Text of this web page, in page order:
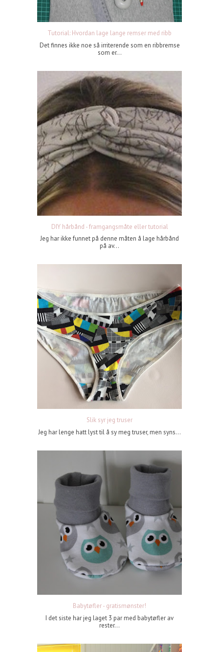
Tutorial: Hvordan lage lange remser med ribb
Det finnes ikke noe så irriterende som en ribbremse
som er...
DIY hårbånd - framgangsmåte eller tutorial
Jeg har ikke funnet på denne måten å lage hårbånd
på av...
Slik syr jeg truser
Jeg har lenge hatt lyst til å sy meg truser, men syns...
Babytøfler - gratismønster!
I det siste har jeg laget 3 par med babytøfler av
rester...